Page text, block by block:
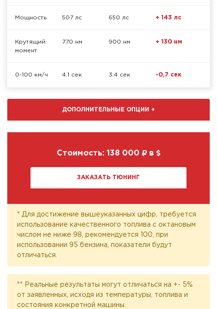
Мощность 507 лс 650 лс + 143 лс
Крутящий
момент
770 нм 900 нм + 130 нм
0-100 км/ч 4.1 сек 3.4 сек -0,7 сек
ДОПОЛНИТЕЛЬНЫЕ ОПЦИИ +
Стоимость: 138 000 в
ЗАКАЗАТЬ ТЮНИНГ
* Для достижение вышеуказанных цифр, требуется
использование качественного топлива с октановым
числом не ниже 98, рекомендуется 100, при
использовании 95 бензина, показатели будут
отличаться.
** Реальные результаты могут отличаться на +- 5%
от заявленных, исходя из температуры, топлива и
состояния конкретной машины.